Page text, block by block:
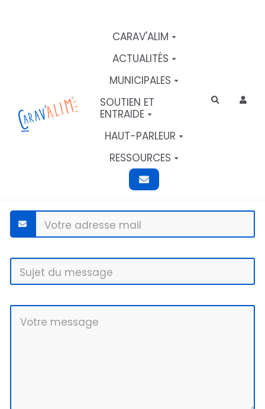
CARAV'ALIM
ACTUALITÉS
MUNICIPALES
SOUTIEN ET
ENTRAIDE
HAUT-PARLEUR
RESSOURCES
Rechercher